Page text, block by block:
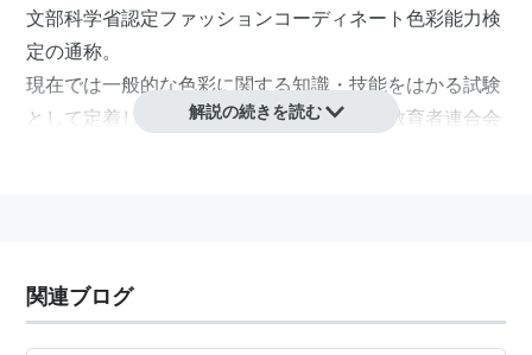
文部科学省認定ファッションコーディネート色彩能力検
定の通称。
現在では一般的な色彩に関する知識・技能をはかる試験
として定着しているが、社団法人全国服飾教育者連合会
解説の続きを読む
関連ブログ